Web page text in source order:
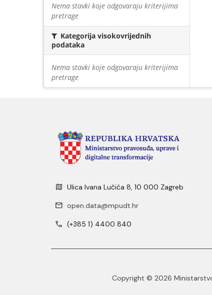
Nema stavki koje odgovaraju kriterijima
pretrage
Kategorija visokovrijednih
podataka
Nema stavki koje odgovaraju kriterijima
pretrage